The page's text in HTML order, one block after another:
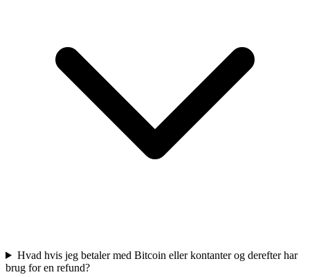
Hvad hvis jeg betaler med Bitcoin eller kontanter og derefter har
brug for en refund?